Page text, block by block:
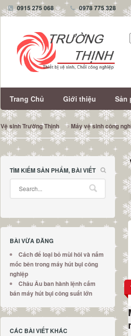
0915 275 068 0978 775 328
Trang Chủ Giới thiệu Sản
Vệ sinh Trường Thịnh Máy vệ sinh công
TÌM KIẾM SẢN PHẨM, BÀI VIẾT
BÀI VỪA ĐĂNG
Cách để loại bỏ mùi hôi và nấm
mốc bên trong máy hút bụi công
nghiệp
Châu Âu ban hành lệnh cấm
bán máy hút bụi công suất lớn
CÁC BÀI VIẾT KHÁC